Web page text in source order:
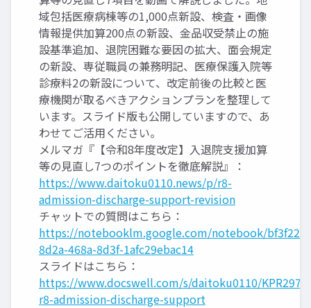
域包括医療病棟等の1,000点新設、検査・画像
情報提供加算200点の新設、金品収受禁止の施
設基準追加、退院困難な要因の拡大、面会規定
の新設、専従職員の兼務明記、医療保護入院等
診療料2の新設について、改定前後の比較と医
療機関が取るべきアクションプランを整理して
います。スライド版も公開していますので、あ
わせてご活用ください。
メルマガ『【令和8年度改定】入退院支援加算
等の見直し7つのポイントを徹底解説』：
https://www.daitoku0110.news/p/r8-
admission-discharge-support-revision
チャットでの質問はこちら：
https://notebooklm.google.com/notebook/
8d2a-468a-8d3f-1afc29ebac14
スライドはこちら：
https://www.docswell.com/s/daitoku0110/KPR297-
r8-admission-discharge-support